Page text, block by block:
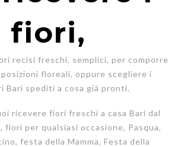
fiori,
recisi freschi, semplici, per comporre
floreali, oppure scegliere i
Bari spediti a cosa già pronti.
ricevere fiori freschi a casa Bari dal
fiori per qualsiasi occasione, Pasqua,
festa della Mamma, Festa della